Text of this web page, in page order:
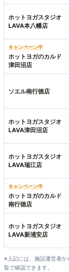
ホットヨガスタジオ
LAVA本八幡店
キャンペーン中
ホットヨガのカルド
津田沼店
ソエル南行徳店
ホットヨガスタジオ
LAVA津田沼店
ホットヨガスタジオ
LAVA瑞江店
キャンペーン中
ホットヨガのカルド
南行徳店
ホットヨガスタジオ
LAVA新浦安店
※上記には、施設運営者
覧で確認できます。